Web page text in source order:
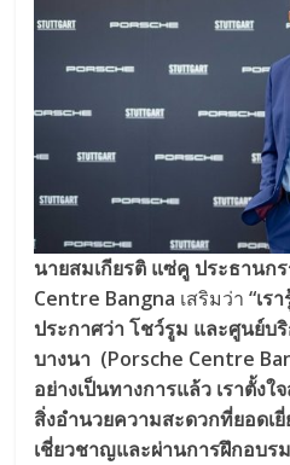
นายสมเกียรติ แซ่คู ประธานก
Centre Bangna เสริมว่า“เร
ประกาศว่า โชว์รูม และศูนย์บริ
บางนา (Porsche Centre
อย่างเป็นทางการแล้ว เราตั้งใ
สิ่งอำนวยความสะดวกที่ยอดเ
เชี่ยวชาญและผ่านการฝึกอบร